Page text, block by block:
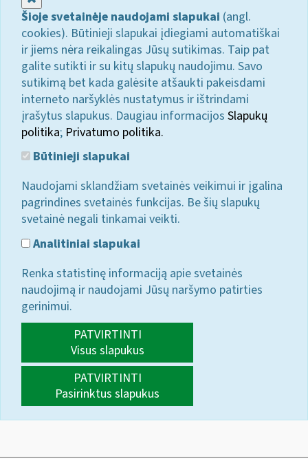
Šioje svetainėje naudojami slapukai (angl.
cookies). Būtinieji slapukai įdiegiami automatiškai
ir jiems nėra reikalingas Jūsų sutikimas. Taip pat
galite sutikti ir su kitų slapukų naudojimu. Savo
sutikimą bet kada galėsite atšaukti pakeisdami
interneto naršyklės nustatymus ir ištrindami
įrašytus slapukus. Daugiau informacijos Slapukų
politika; Privatumo politika.
Būtinieji slapukai
Naudojami sklandžiam svetainės veikimui ir įgalina
pagrindines svetainės funkcijas. Be šių slapukų
svetainė negali tinkamai veikti.
Analitiniai slapukai
Renka statistinę informaciją apie svetainės
naudojimą ir naudojami Jūsų naršymo patirties
gerinimui.
PATVIRTINTI
Visus slapukus
PATVIRTINTI
Pasirinktus slapukus